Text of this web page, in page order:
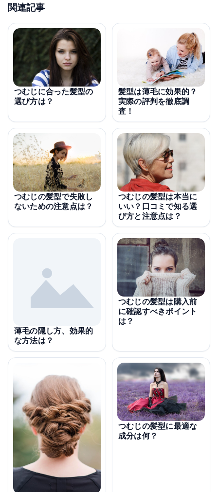
関連記事
つむじに合った髪型の
選び方は？
髪型は薄毛に効果的？
実際の評判を徹底調
査！
つむじの髪型で失敗し
ないための注意点は？
つむじの髪型は本当に
いい？口コミで知る選
び方と注意点は？
薄毛の隠し方、効果的
な方法は？
つむじの髪型は購入前
に確認すべきポイント
は？
つむじの髪型に最適な
成分は何？